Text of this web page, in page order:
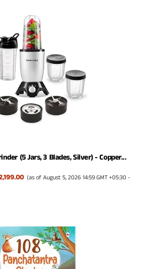
(5 Jars, 3 Blades, Silver) - Copper...
(as of August 5, 2026 14:59 GMT +05:30 -